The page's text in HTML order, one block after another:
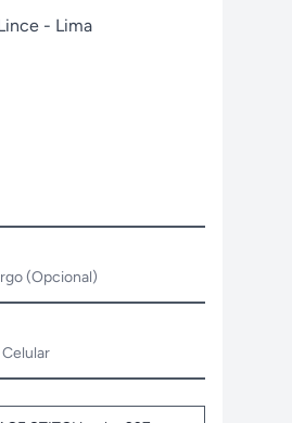
- Lima
(Opcional)
Celular